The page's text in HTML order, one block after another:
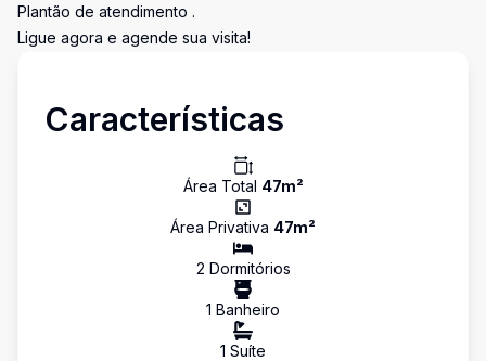
Plantão de atendimento .
Ligue agora e agende sua visita!
Características
Área Total 47m²
Área Privativa 47m²
2 Dormitórios
1 Banheiro
1 Suíte